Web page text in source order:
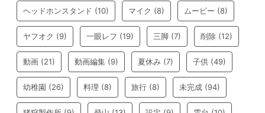
ヘッドホンスタンド (10) マイク (8) ムービー (8)
ヤフオク (9) 一眼レフ (19) 三脚 (7) 削除 (12)
動画 (21) 動画編集 (9) 夏休み (7) 子供 (49)
幼稚園 (26) 料理 (8) 旅行 (8) 未完成 (94)